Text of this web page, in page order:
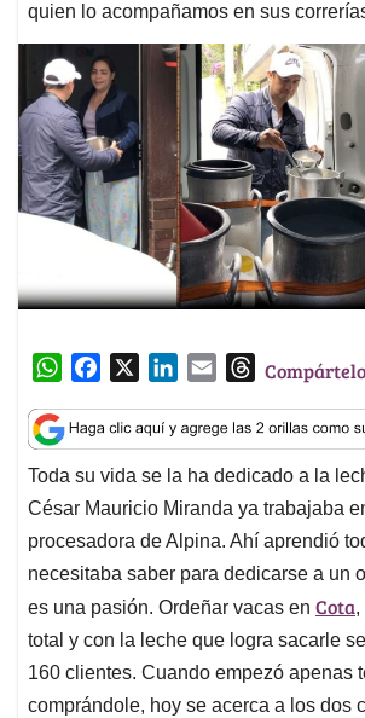
quien lo acompañamos en sus
W
a
t
s
A
p
p
c
e
b
o
o
k
n
k
e
d
I
n
a
i
l
T
r
e
a
d
s
Compártelo
Toda su vida se la ha dedicado a la
César Mauricio Miranda ya trabajaba
procesadora de Alpina. Ahí aprendió
necesitaba saber para dedicarse a un
es una pasión. Ordeñar vacas en Cota,
total y con la leche que logra sacarle
160 clientes. Cuando empezó apenas
comprándole, hoy se acerca a los dos